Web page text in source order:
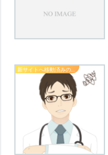
新サイトへ移動済みの記事